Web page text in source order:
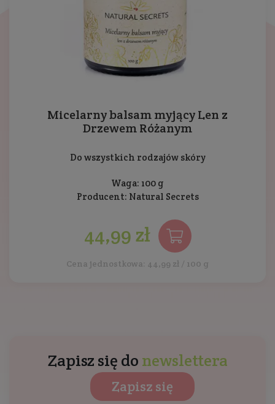
Micelarny balsam myjący Len z
Drzewem Różanym
Do wszystkich rodzajów skóry
Waga: 100 g
Producent: Natural Secrets
44,99 zł
Cena jednostkowa: 44,99 zł / 100 g
Zapisz się do newslettera
Zapisz się